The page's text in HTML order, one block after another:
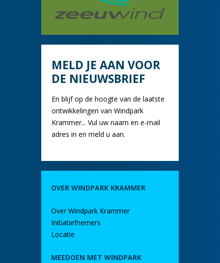
MELD JE AAN VOOR
DE NIEUWSBRIEF
En blijf op de hoogte van de laatste
ontwikkelingen van Windpark
Krammer... Vul uw naam en e-mail
adres in en meld u aan.
OVER WINDPARK KRAMMER
Over Windpark Krammer
Initiatiefnemers
Locatie
MEEDOEN MET WINDPARK